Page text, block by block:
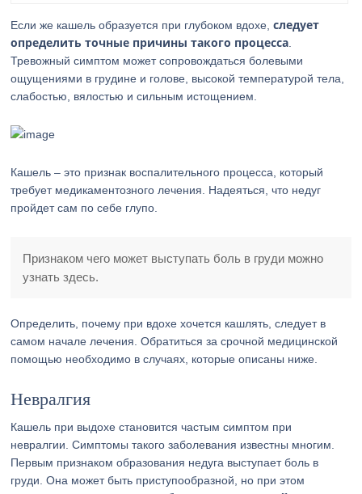
Если же кашель образуется при глубоком вдохе,следует
определить точные причины такого процесса
Тревожный симптом может сопровождаться болевыми
ощущениями в грудине и голове, высокой температурой тела,
слабостью, вялостью и сильным истощением.
Кашель – это признак воспалительного процесса, который
требует медикаментозного лечения. Надеяться, что недуг
пройдет сам по себе глупо.
Признаком чего может выступать боль в груди можно
узнать здесь.
Определить, почему при вдохе хочется кашлять, следует в
самом начале лечения. Обратиться за срочной медицинской
помощью необходимо в случаях, которые описаны ниже.
Невралгия
Кашель при выдохе становится частым симптом при
невралгии. Симптомы такого заболевания известны многим.
Первым признаком образования недуга выступает боль в
груди. Она может быть приступообразной, но при этом